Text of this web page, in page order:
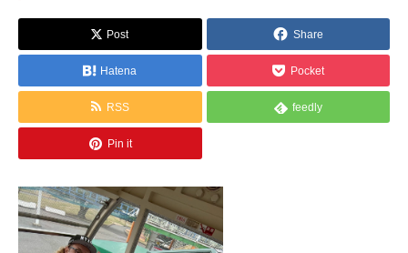
Post Share
Hatena Pocket
RSS feedly
Pin it